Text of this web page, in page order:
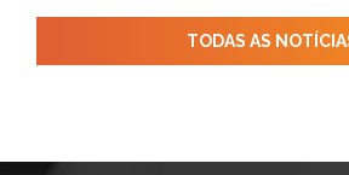
TODAS AS